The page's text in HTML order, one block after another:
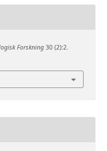
Forskning30 (2):2.